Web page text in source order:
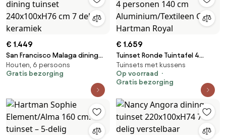
€ 1.449
San Francisco Malaga dining
tuinset 240x100xH76 cm 7
delig keramiek
Houten, 6 persoons
Gratis bezorging
€ 1.659
Tuinset Ronde Tuintafel 4
personen 140 cm
Aluminium/Textileen Grijs
Hartman Royal
Tuinsets met kussens
Op voorraad
Gratis bezorging